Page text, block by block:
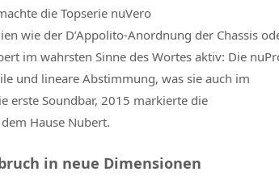
die Topserie nuVero
wie der D’Appolito-Anordnung der Chassis
im wahrsten Sinne des Wortes aktiv: Die
und lineare Abstimmung, was sie auch im
erste Soundbar, 2015 markierte die
Hause Nubert.
in neue Dimensionen